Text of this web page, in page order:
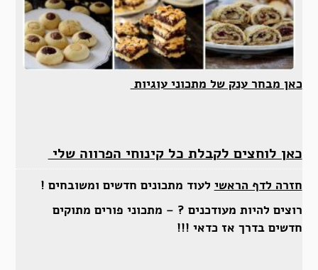
כאן מבחר ענק של מתכוני עוגיות
כאן לוחצים לקבלת כל קינוחי הפרווה שלי
חזרה לדף הראשי לעוד מתכונים חדשים ומשובחים !
רוצים להיות מעודכנים ? – מתכוני פורים מתוקים
חדשים בדרך אז כדאי !!!